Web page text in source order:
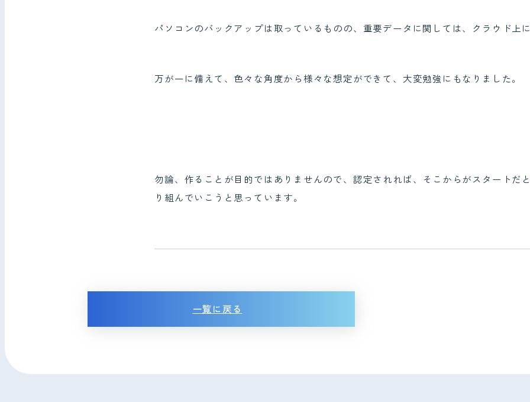
パソコンのバックアップは取っているものの、重要データに関しては、クラウド上に
万が一に備えて、色々な角度から様々な想定ができて、大変勉強にもなりました。
勿論、作ることが目的ではありませんので、認定されれば、そこからがスタートだ
り組んでいこうと思っています。
一覧に戻る